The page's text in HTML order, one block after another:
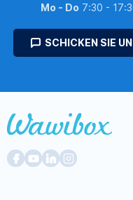
Mo - Do 7:30 -
SCHICKEN SIE